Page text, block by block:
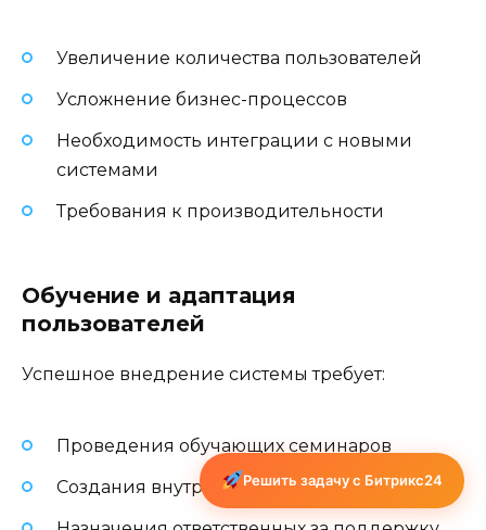
Увеличение количества пользователей
Усложнение бизнес-процессов
Необходимость интеграции с новыми
системами
Требования к производительности
Обучение и адаптация
пользователей
Успешное внедрение системы требует:
Проведения обучающих семинаров
Создания внутренних инструкций
Решить задачу с Битрикс24